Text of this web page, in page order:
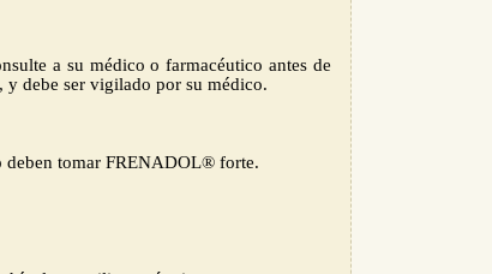
a su médico o farmacéutico antes de
y debe ser vigilado por su médico.
deben tomar FRENADOL® forte.